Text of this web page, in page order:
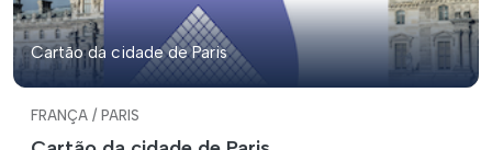
Cartão da cidade de Paris
FRANÇA / PARIS